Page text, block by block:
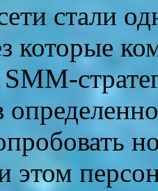
стали
которые
этом